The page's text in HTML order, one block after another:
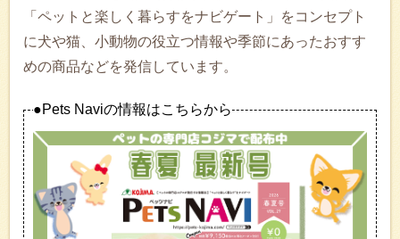
「ペットと楽しく暮らすをナビゲート」をコンセプト
に犬や猫、小動物の役立つ情報や季節にあったおすす
めの商品などを発信しています。
●Pets Naviの情報はこちらから